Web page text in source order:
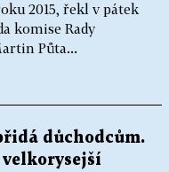
2015, řekl v pátek
komise Rady
Půta...
důchodcům.